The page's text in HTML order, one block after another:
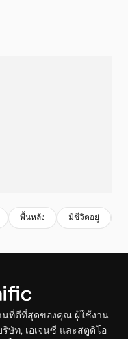
พื้นหลัง มีชีวิตอยู่
นที่ดีที่สุดของคุณ ผู้ใช้งาน
ษัท, เอเจนซี และสตูดิโอ